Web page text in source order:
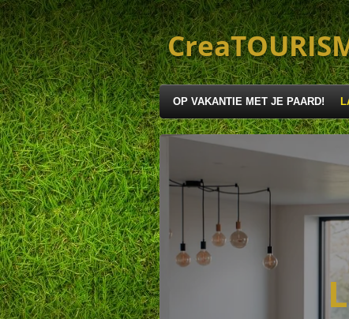
Ga
direct
naar
de
hoofdinhoud
OP VAKANTIE MET JE PAARD!